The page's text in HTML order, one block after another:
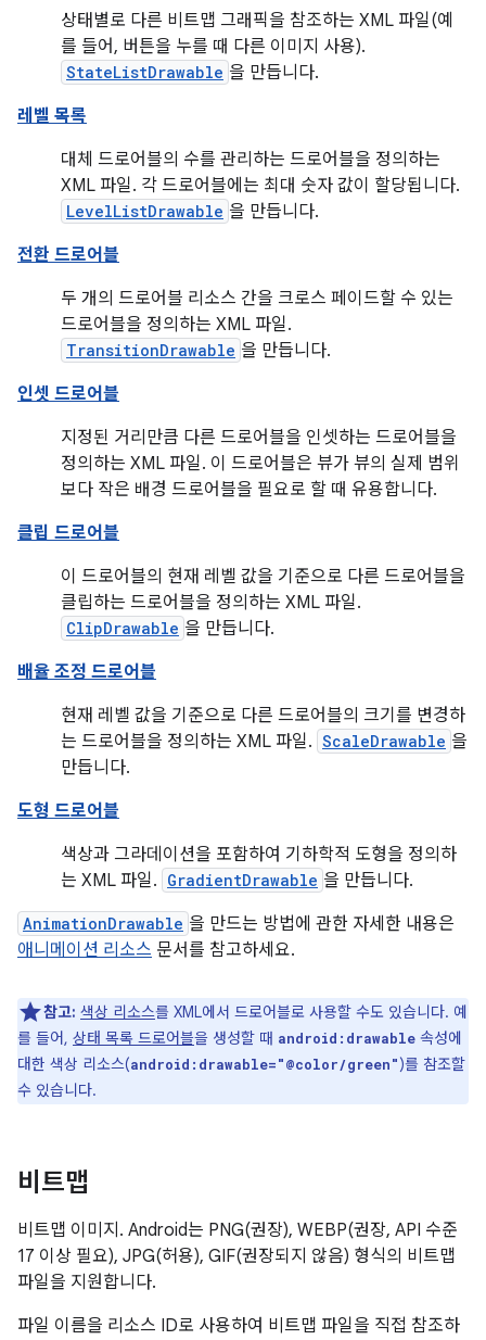
상태별로 다른 비트맵 그래픽을 참조하는 XML 파일(예
를 들어, 버튼을 누를 때 다른 이미지 사용).
StateListDrawable 을 만듭니다.
레벨 목록
대체 드로어블의 수를 관리하는 드로어블을 정의하는
XML 파일. 각 드로어블에는 최대 숫자 값이 할당됩니다.
LevelListDrawable 을 만듭니다.
전환 드로어블
두 개의 드로어블 리소스 간을 크로스 페이드할 수 있는
드로어블을 정의하는 XML 파일.
TransitionDrawable 을 만듭니다.
인셋 드로어블
지정된 거리만큼 다른 드로어블을 인셋하는 드로어블을
정의하는 XML 파일. 이 드로어블은 뷰가 뷰의 실제 범위
보다 작은 배경 드로어블을 필요로 할 때 유용합니다.
클립 드로어블
이 드로어블의 현재 레벨 값을 기준으로 다른 드로어블을
클립하는 드로어블을 정의하는 XML 파일.
ClipDrawable 을 만듭니다.
배율 조정 드로어블
현재 레벨 값을 기준으로 다른 드로어블의 크기를 변경하
는 드로어블을 정의하는 XML 파일. ScaleDrawable 을
만듭니다.
도형 드로어블
색상과 그라데이션을 포함하여 기하학적 도형을 정의하
는 XML 파일. GradientDrawable 을 만듭니다.
AnimationDrawable 을 만드는 방법에 관한 자세한 내용은
애니메이션 리소스 문서를 참고하세요.
참고: 색상 리소스를 XML에서 드로어블로 사용할 수도 있습니다. 예
를 들어, 상태 목록 드로어블을 생성할 때 android:drawable 속성에
대한 색상 리소스(android:drawable="@color/green")를 참조할
수 있습니다.
비트맵
비트맵 이미지. Android는 PNG(권장), WEBP(권장, API 수준
17 이상 필요), JPG(허용), GIF(권장되지 않음) 형식의 비트맵
파일을 지원합니다.
파일 이름을 리소스 ID로 사용하여 비트맵 파일을 직접 참조하